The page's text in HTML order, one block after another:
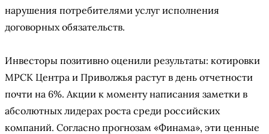
нарушения потребителями услуг исполнения
договорных обязательств.
Инвесторы позитивно оценили результаты: котировки
МРСК Центра и Приволжья растут в день отчетности
почти на 6%. Акции к моменту написания заметки в
абсолютных лидерах роста среди российских
компаний. Согласно прогнозам «Финама», эти ценные